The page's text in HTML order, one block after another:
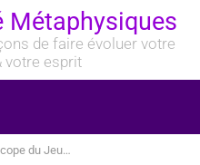
Métaphysiques
de faire évoluer votre
votre esprit
du Jeudi 9 avril 2020